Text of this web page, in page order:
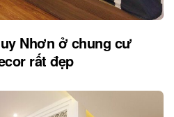
Nhơn ở chung cư
rất đẹp